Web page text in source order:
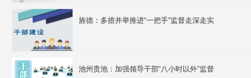
旌德：多措并举推进“一把手”监督走深走实
池州贵池：加强领导干部“八小时以外”监督